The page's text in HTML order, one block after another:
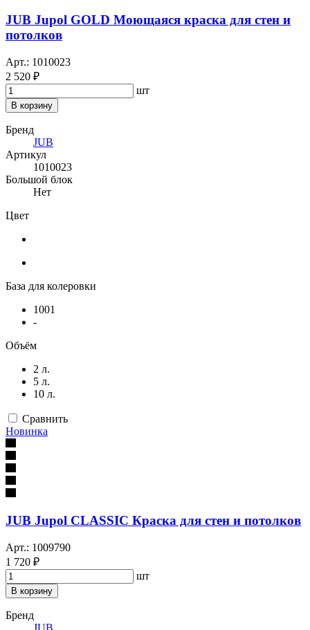
JUB Jupol GOLD Моющаяся краска для стен и
потолков
Арт.: 1010023
2 520 ₽
шт
В корзину
Бренд
JUB
Артикул
1010023
Большой блок
Нет
Цвет
База для колеровки
1001
-
Объём
2 л.
5 л.
10 л.
Сравнить
Новинка
JUB Jupol CLASSIC Краска для стен и потолков
Арт.: 1009790
1 720 ₽
шт
В корзину
Бренд
JUB